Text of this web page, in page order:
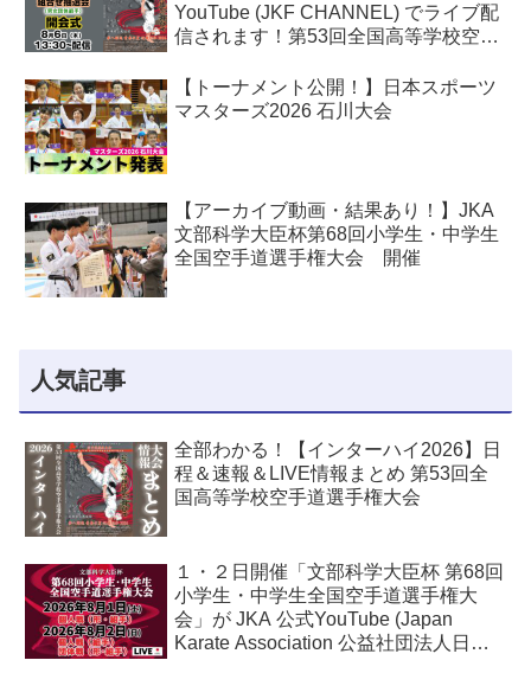
YouTube (JKF CHANNEL) でライブ配
信されます！第53回全国高等学校空手
【トーナメント公開！】日本スポーツ
マスターズ2026 石川大会
【アーカイブ動画・結果あり！】JKA
文部科学大臣杯第68回小学生・中学生
全国空手道選手権大会 開催
人気記事
全部わかる！【インターハイ2026】日
程＆速報＆LIVE情報まとめ 第53回全
国高等学校空手道選手権大会
１・２日開催「文部科学大臣杯 第68回
小学生・中学生全国空手道選手権大
会」が JKA 公式YouTube (Japan
Karate Association 公益社団法人日本